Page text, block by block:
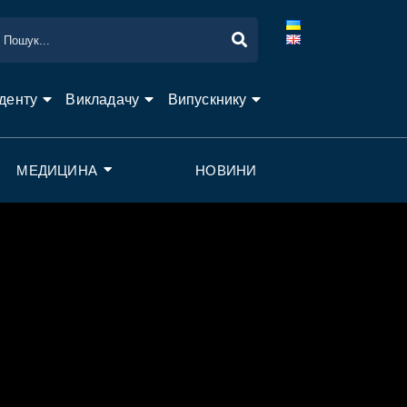
Викладачу Випускнику
МЕДИЦИНА НОВИНИ